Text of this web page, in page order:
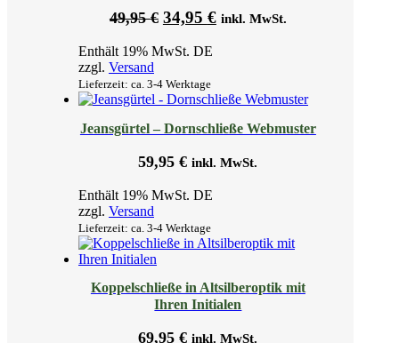
49,95€ Ursprünglicher
war:
34,95 €Aktueller
inkl. MwSt.
Enthält 19% MwSt. DE
zzgl. Versand
Lieferzeit: ca. 3-4 Werktage
Jeansgürtel – Dornschließe Webmuster
59,95€ inkl. MwSt.
Enthält 19% MwSt. DE
zzgl. Versand
Lieferzeit: ca. 3-4 Werktage
Koppelschließe in Altsilberoptik mit
Ihren Initialen
69,95€ inkl. MwSt.